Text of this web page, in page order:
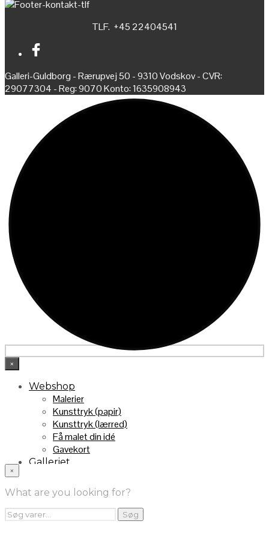
TLF. +45 22404541
Galleri-Guldborg - Rærupvej 50 - 9310 Vodskov - CVR:
29077304 - Reg: 9070 Konto: 1635908943
×
Webshop
Malerier
Kunsttryk (papir)
Kunsttryk (lærred)
Få malet din idé
Gavekort
Galleriet
Handelsebetingelser
Returnering
FRA TV
Videoklip fra TV2
×
What are you looking for?
Søg
efter:
Søg